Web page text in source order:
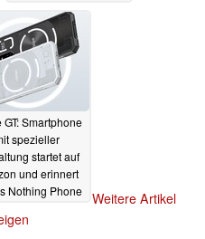
17.02.2025
GT: Smartphone
spezieller
startet auf
und erinnert
Nothing Phone
Weitere Artikel